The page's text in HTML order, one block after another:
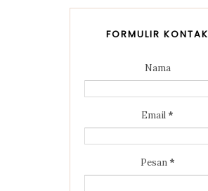
FORMULIR KONTAK
Nama
Email *
Pesan *